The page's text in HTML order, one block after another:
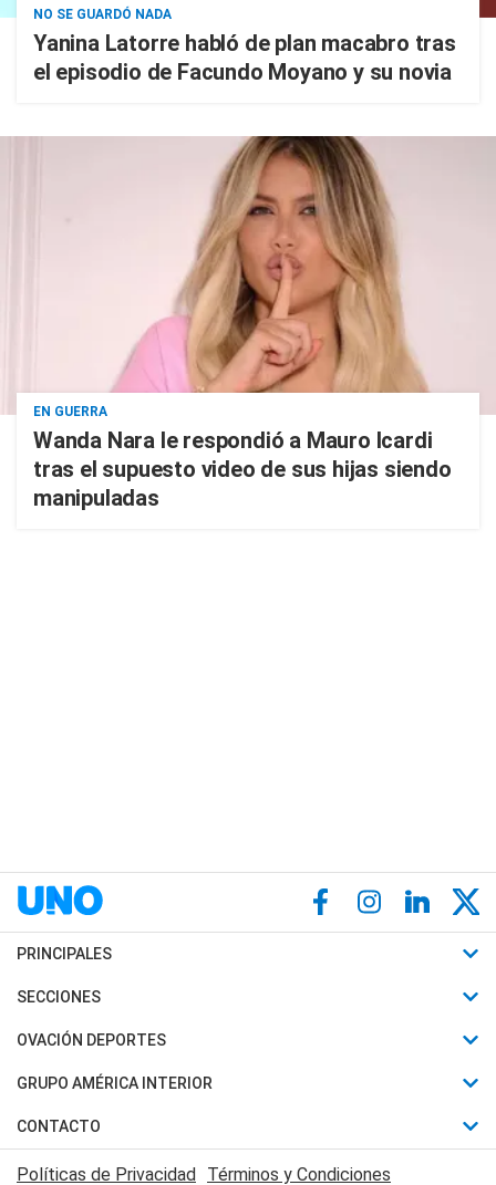
NO SE GUARDÓ NADA
Yanina Latorre habló de plan macabro tras
el episodio de Facundo Moyano y su novia
EN GUERRA
Wanda Nara le respondió a Mauro Icardi
tras el supuesto video de sus hijas siendo
manipuladas
PRINCIPALES
Últimas Noticias
Política
Judiciales
Economia
SECCIONES
Horóscopo
Motores
Trucos caseros
Series y Películas
OVACIÓN DEPORTES
Fútbol
Mundial
Automovilismo
GRUPO AMÉRICA INTERIOR
Canal 7 en Vivo
CONTACTO
Acerca de Nosotros
Políticas de Privacidad Términos y Condiciones